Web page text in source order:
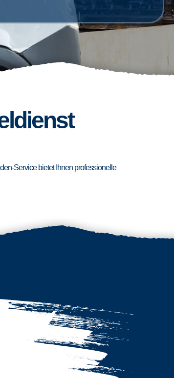
Service bietet Ihnen professionelle